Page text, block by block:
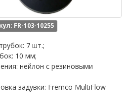
FR-103-10255
7 шт.;
10 мм;
нейлон с резиновыми
задувки: Fremco MultiFlow